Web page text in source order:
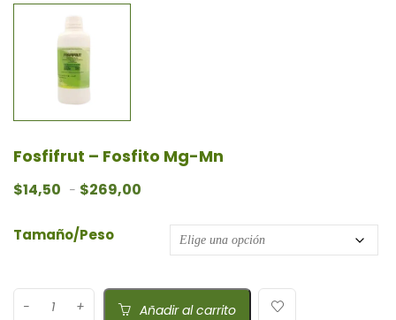
Fosfifrut – Fosfito Mg-Mn
$14,50 - $269,00
Tamaño/Peso
Añadir al carrito